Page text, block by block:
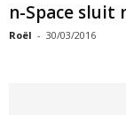
n-Space sluit
Roël - 30/03/2016